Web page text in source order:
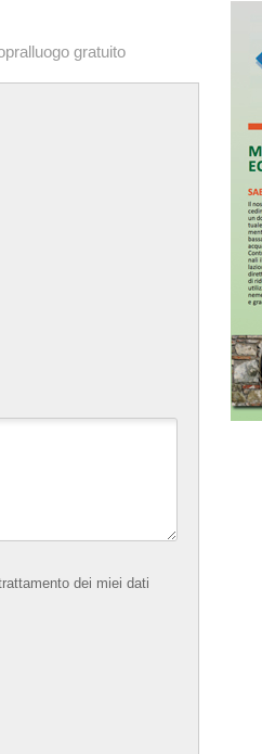
gratuito
dei miei dati